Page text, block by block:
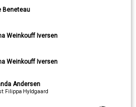
Beneteau
Weinkouff Iversen
Weinkouff Iversen
Andersen
Filippa Hyldgaard